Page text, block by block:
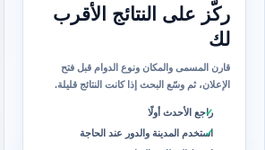
ركّز على النتائج الأقرب
لك
قارن المسمى والمكان ونوع الدوام قبل فتح
الإعلان، ثم وسّع البحث إذا كانت النتائج قليلة.
راجع الأحدث أولًا
استخدم المدينة والدور عند الحاجة